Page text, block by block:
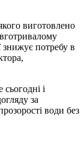
виготовлено
знижує потребу в
і
за
води без